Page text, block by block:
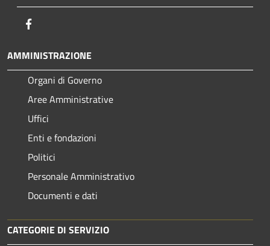
AMMINISTRAZIONE
Organi di Governo
Aree Amministrative
Uffici
Enti e fondazioni
Politici
Personale Amministrativo
Documenti e dati
CATEGORIE DI SERVIZIO